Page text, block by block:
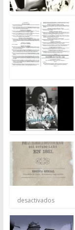
desactivados